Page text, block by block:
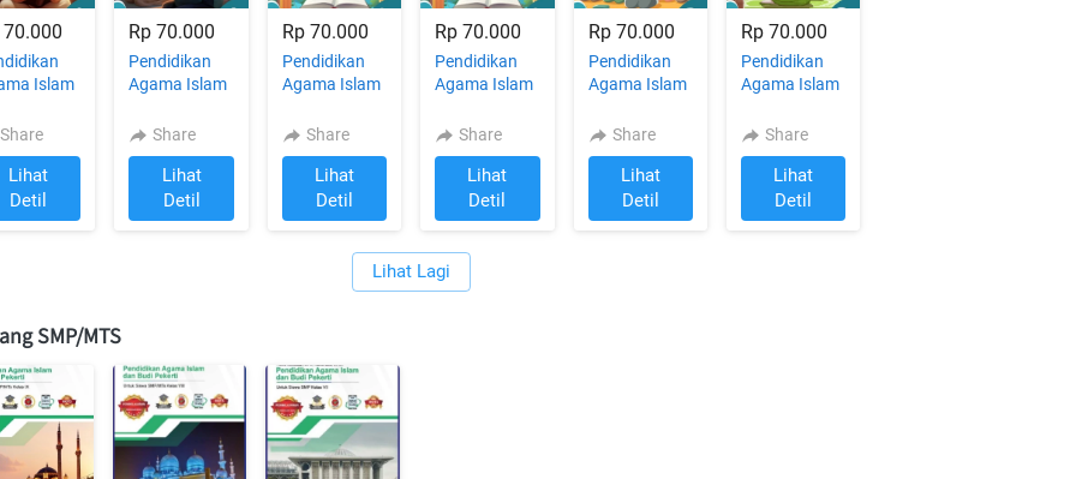
70.000
Islam
Kelas
MI
Share
Lihat
Detil
Rp 70.000
Pendidikan
Agama Islam
Pekerti Kelas
5 untuk
SD/MI
Share
Lihat
Detil
Rp 70.000
Pendidikan
Agama Islam
Pekerti 4
untuk SD/MI
Share
Lihat
Detil
Rp 70.000
Pendidikan
Agama Islam
Pekerti 4
untuk SD/MI
Share
Lihat
Detil
Rp 70.000
Pendidikan
Agama Islam
Pekerti 3
untuk SD/MI
Share
Lihat
Detil
Rp 70.000
Pendidikan
Agama Islam
Pekerti 2
untuk SD/MI
Share
Lihat
Detil
`
Lihat Lagi
SMP/MTS